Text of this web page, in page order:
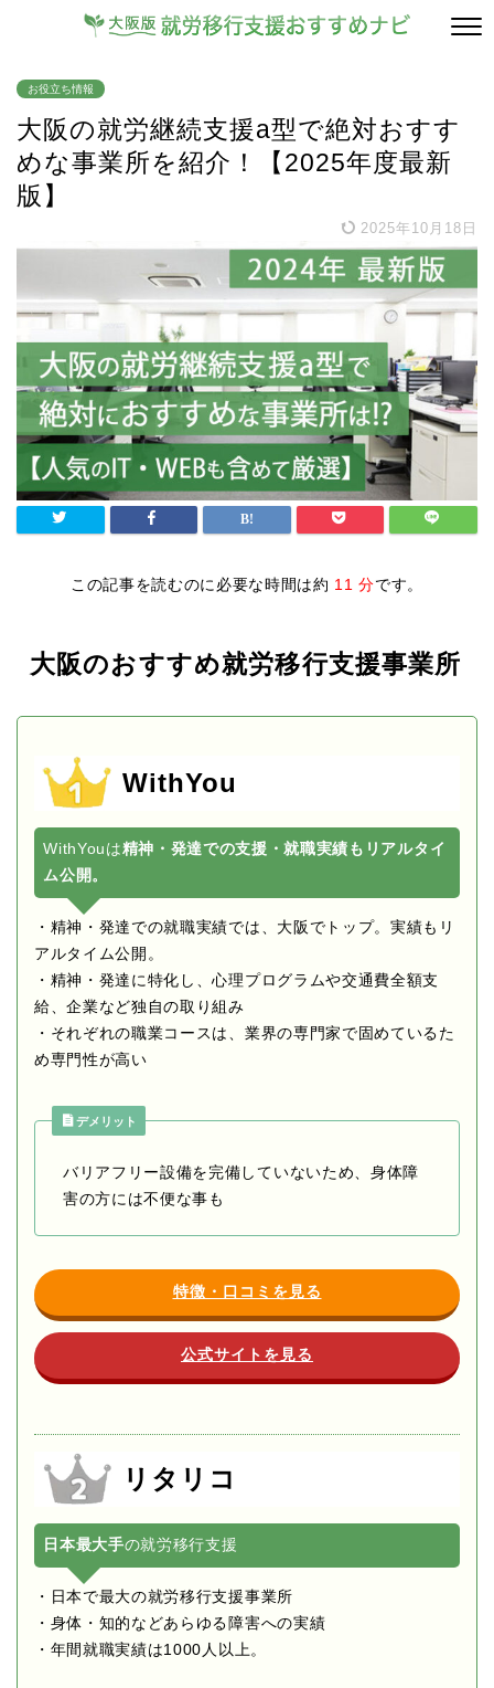
お役立ち情報
大阪の就労継続支援a型で絶対おすす
めな事業所を紹介！【2025年度最新
版】
2025年10月18日
この記事を読むのに必要な時間は約 11 分です。
大阪のおすすめ就労移行支援事業所
WithYou
WithYouは精神・発達での支援・就職実績もリアルタイ
ム公開。
・精神・発達での就職実績では、大阪でトップ。実績もリ
アルタイム公開。
・精神・発達に特化し、心理プログラムや交通費全額支
給、企業など独自の取り組み
・それぞれの職業コースは、業界の専門家で固めているた
め専門性が高い
デメリット
バリアフリー設備を完備していないため、身体障
害の方には不便な事も
特徴・口コミを見る
公式サイトを見る
リタリコ
日本最大手の就労移行支援
・日本で最大の就労移行支援事業所
・身体・知的などあらゆる障害への実績
・年間就職実績は1000人以上。